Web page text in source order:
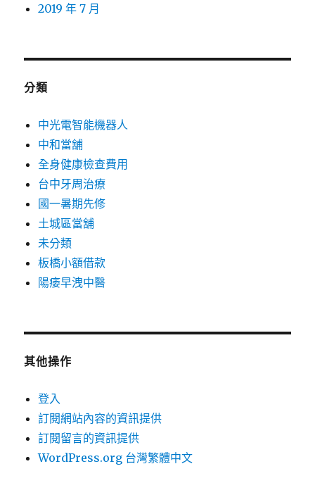
2019 年 7 月
分類
中光電智能機器人
中和當舖
全身健康檢查費用
台中牙周治療
國一暑期先修
土城區當舖
未分類
板橋小額借款
陽痿早洩中醫
其他操作
登入
訂閱網站內容的資訊提供
訂閱留言的資訊提供
WordPress.org 台灣繁體中文